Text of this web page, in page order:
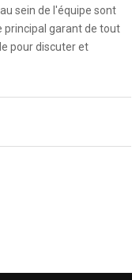
sein de l'équipe sont
principal garant de tout
pour discuter et